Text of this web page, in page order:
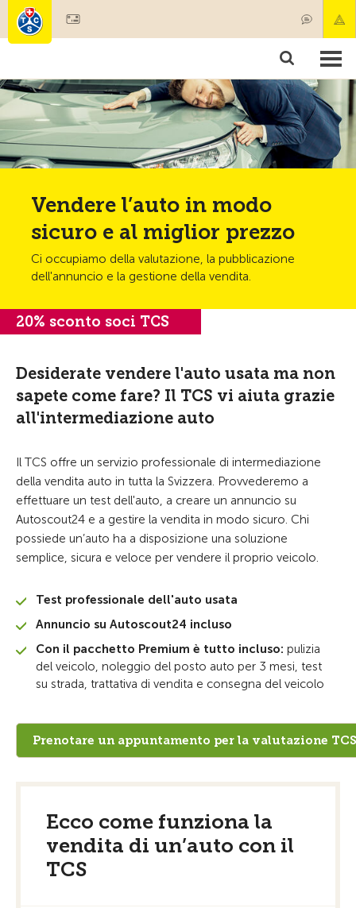
Societariato & prestazioni
Vendere l’auto in modo
sicuro e al miglior prezzo
Ci occupiamo della valutazione, la pubblicazione
dell'annuncio e la gestione della vendita.
20% sconto soci TCS
Desiderate vendere l'auto usata ma non
sapete come fare? Il TCS vi aiuta grazie
all'intermediazione auto
Il TCS offre un servizio professionale di intermediazione
della vendita auto in tutta la Svizzera. Provvederemo a
effettuare un test dell'auto, a creare un annuncio su
Autoscout24 e a gestire la vendita in modo sicuro. Chi
possiede un’auto ha a disposizione una soluzione
semplice, sicura e veloce per vendere il proprio veicolo.
Test professionale dell'auto usata
Annuncio su Autoscout24 incluso
Con il pacchetto Premium è tutto incluso: pulizia
del veicolo, noleggio del posto auto per 3 mesi, test
su strada, trattativa di vendita e consegna del veicolo
Prenotare un appuntamento per la valutazione
Ecco come funziona la
vendita di un’auto con il
TCS